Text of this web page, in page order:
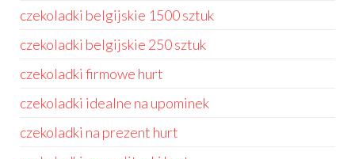
czekoladki belgijskie 1500 sztuk
czekoladki belgijskie 250 sztuk
czekoladki firmowe hurt
czekoladki idealne na upominek
czekoladki na prezent hurt